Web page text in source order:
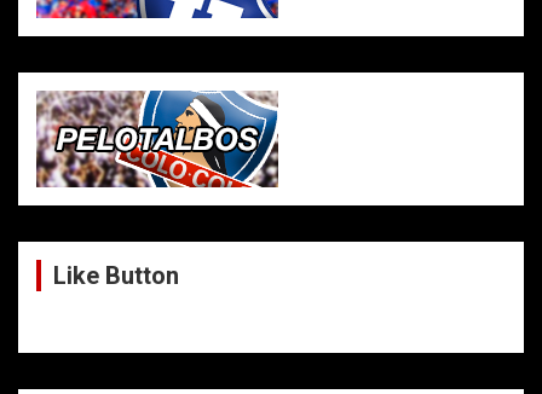
Like Button